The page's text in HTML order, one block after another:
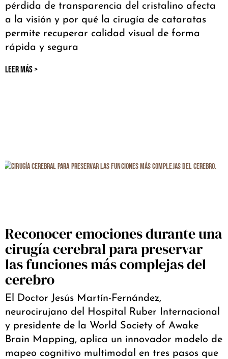
pérdida de transparencia del cristalino afecta
a la visión y por qué la cirugía de cataratas
permite recuperar calidad visual de forma
rápida y segura
LEER MÁS >
Reconocer emociones durante una
cirugía cerebral para preservar
las funciones más complejas del
cerebro
El Doctor Jesús Martín-Fernández,
neurocirujano del Hospital Ruber Internacional
y presidente de la World Society of Awake
Brain Mapping, aplica un innovador modelo de
mapeo cognitivo multimodal en tres pasos que